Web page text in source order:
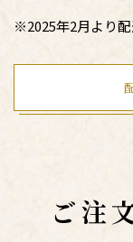
※2025年2月より配
ご注